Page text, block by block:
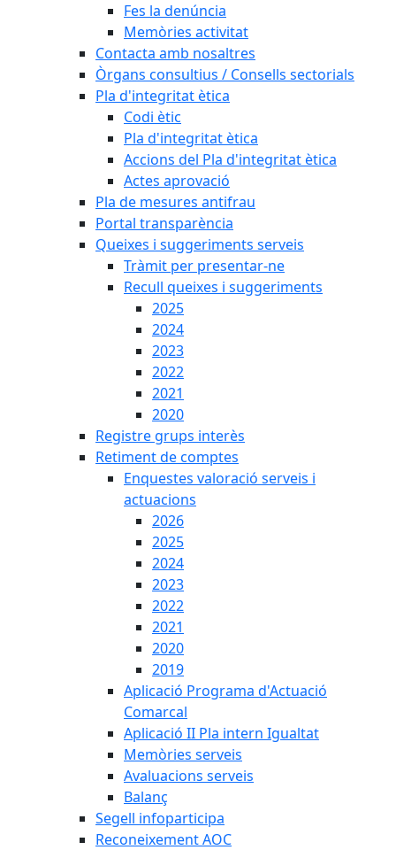
Fes la denúncia
Memòries activitat
Contacta amb nosaltres
Òrgans consultius / Consells sectorials
Pla d'integritat ètica
Codi ètic
Pla d'integritat ètica
Accions del Pla d'integritat ètica
Actes aprovació
Pla de mesures antifrau
Portal transparència
Queixes i suggeriments serveis
Tràmit per presentar-ne
Recull queixes i suggeriments
2025
2024
2023
2022
2021
2020
Registre grups interès
Retiment de comptes
Enquestes valoració serveis i
actuacions
2026
2025
2024
2023
2022
2021
2020
2019
Aplicació Programa d'Actuació
Comarcal
Aplicació II Pla intern Igualtat
Memòries serveis
Avaluacions serveis
Balanç
Segell infoparticipa
Reconeixement AOC